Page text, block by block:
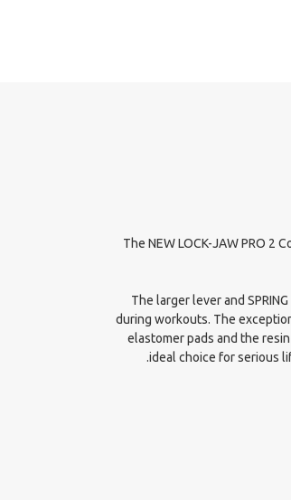
The NEW LOCK-JAW PRO
The larger lever and
during workouts. The
elastomer pads and the
ideal choice for serious